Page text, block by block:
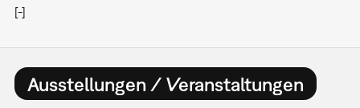
[-]
Ausstellungen / Veranstaltungen